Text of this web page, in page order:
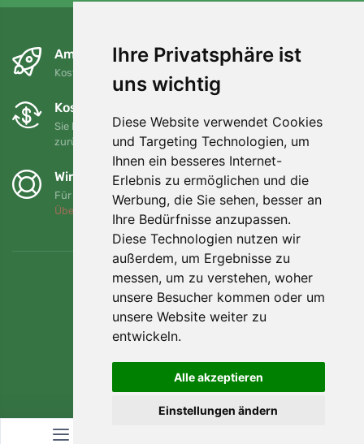
Ihre Privatsphäre ist
uns wichtig
Diese Website verwendet Cookies
und Targeting Technologien, um
Ihnen ein besseres Internet-
Erlebnis zu ermöglichen und die
Werbung, die Sie sehen, besser an
Ihre Bedürfnisse anzupassen.
Diese Technologien nutzen wir
außerdem, um Ergebnisse zu
messen, um zu verstehen, woher
unsere Besucher kommen oder um
unsere Website weiter zu
entwickeln.
Alle akzeptieren
Einstellungen ändern
Am nächsten Tag und kostenlos
Kostenloser Versand für Bestellungen über 80 EUR
Kostenloser Umtausch und Rückgabe
Sie können Ihre Bestellung jederzeit innerhalb von 90 Tagen
zurückgeben oder umtauschen.
Wir unterstützen Trees.org
Für jede Bestellung pflanzen wir einen Baum! Mehr lesen
Über uns